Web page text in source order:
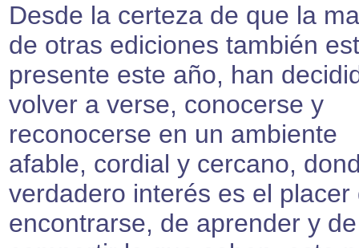
Desde la certeza de que la
de otras ediciones también
presente este año, han
volver a verse, conocerse y
reconocerse en un ambiente
afable, cordial y cercano,
verdadero interés es el placer
encontrarse, de aprender y de